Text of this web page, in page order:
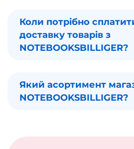
Коли потрібно
доставку товарів з
NOTEBOOKSBILLIGER?
Який асортимент
NOTEBOOKSBILLIGER?